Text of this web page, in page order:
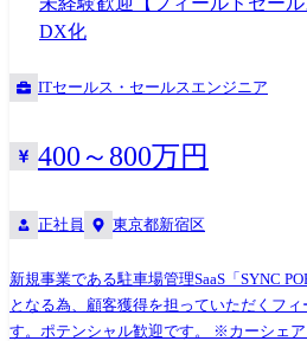
DX化
ITセールス・セールスエンジニア
400～800万円
正社員 東京都新宿区
新規事業である駐車場管理SaaS「SYNC
となる為、顧客獲得を担っていただくフ
す。ポテンシャル歓迎です。 ※カーシェア